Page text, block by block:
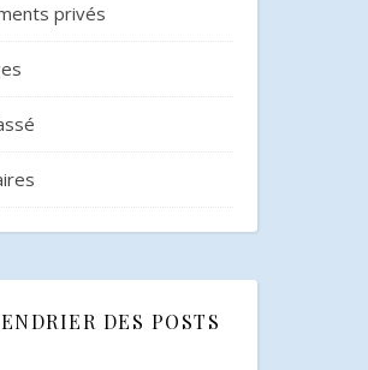
privés
DES POSTS